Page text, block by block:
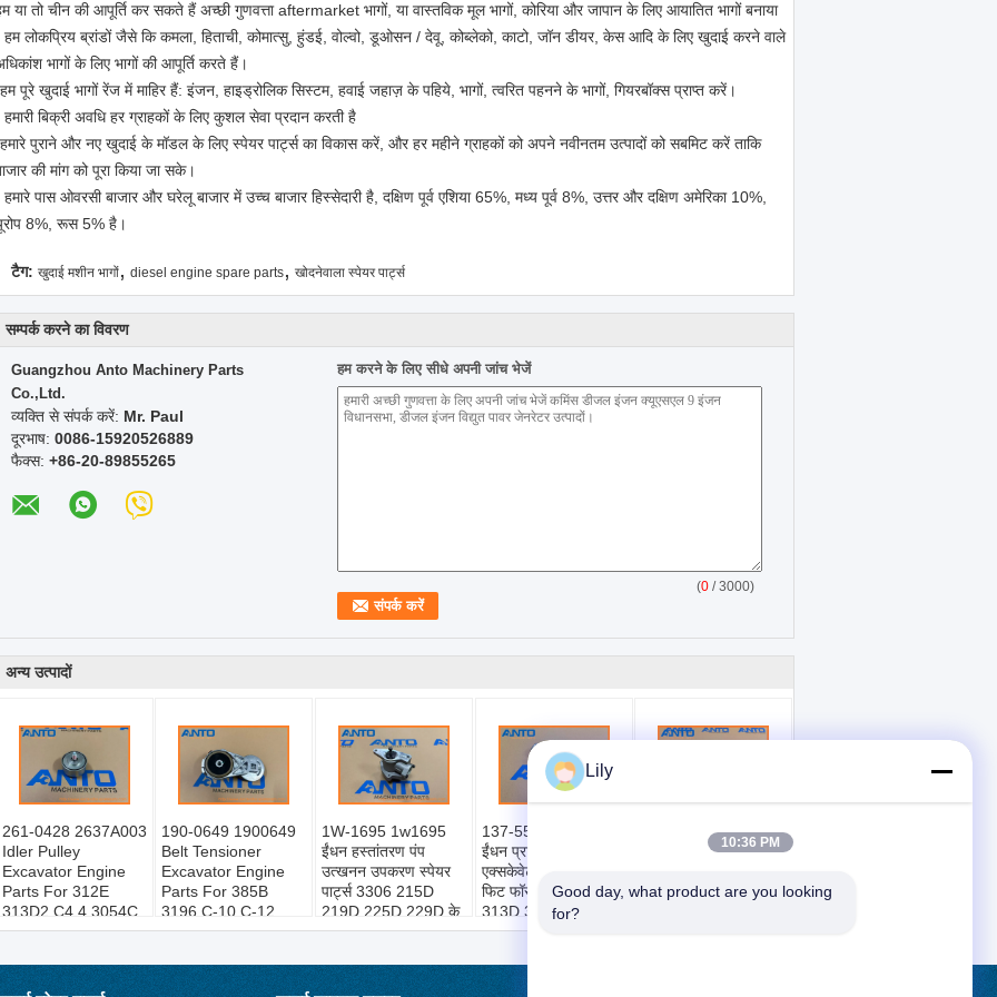
या तो चीन की आपूर्ति कर सकते हैं अच्छी गुणवत्ता aftermarket भागों, या वास्तविक मूल भागों, कोरिया और जापान के लिए आयातित भागों बनाया
हम लोकप्रिय ब्रांडों जैसे कि कमला, हिताची, कोमात्सु, हुंडई, वोल्वो, डूओसन / देवू, कोब्लेको, काटो, जॉन डीयर, केस आदि के लिए खुदाई करने वाले
भागों के लिए भागों की आपूर्ति करते हैं।
पूरे खुदाई भागों रेंज में माहिर हैं: इंजन, हाइड्रोलिक सिस्टम, हवाई जहाज़ के पहिये, भागों, त्वरित पहनने के भागों, गियरबॉक्स प्राप्त करें।
बिक्री अवधि हर ग्राहकों के लिए कुशल सेवा प्रदान करती है
पुराने और नए खुदाई के मॉडल के लिए स्पेयर पार्ट्स का विकास करें, और हर महीने ग्राहकों को अपने नवीनतम उत्पादों को सबमिट करें ताकि
की मांग को पूरा किया जा सके।
पास ओवरसी बाजार और घरेलू बाजार में उच्च बाजार हिस्सेदारी है, दक्षिण पूर्व एशिया 65%, मध्य पूर्व 8%, उत्तर और दक्षिण अमेरिका 10%,
8%, रूस 5% है।
टैग: खुदाई मशीन भागों, diesel engine spare parts, खोदनेवाला स्पेयर पार्ट्स
सम्पर्क करने का विवरण
Guangzhou Anto Machinery Parts
Co.,Ltd.
व्यक्ति से संपर्क करें: Mr. Paul
दूरभाष: 0086-15920526889
फैक्स: +86-20-89855265
हम करने के लिए सीधे अपनी जांच भेजें
(0 / 3000)
अन्य उत्पादों
261-0428 2637A003
Idler Pulley
Excavator Engine
Parts For 312E
313D2 C4.4 3054C
C6.6
190-0649 1900649
Belt Tensioner
Excavator Engine
Parts For 385B
3196 C-10 C-12
C18 C7 C9
1W-1695 1w1695
ईंधन हस्तांतरण पंप
उत्खनन उपकरण स्पेयर
पार्ट्स 3306 215D
219D 225D 229D के
लिए उपयुक्त
137-5541 1375541
ईंधन प्राइमिंग पंप
एक्सकेवेटर स्पेयर पार्ट्स
फिट फॉर 311C 312C
313D 314C
65.11101-7356
106675-466F ईंधन
MEGA 300-V के लिए
Lily
10:36 PM
Good day, what product are you looking
for?